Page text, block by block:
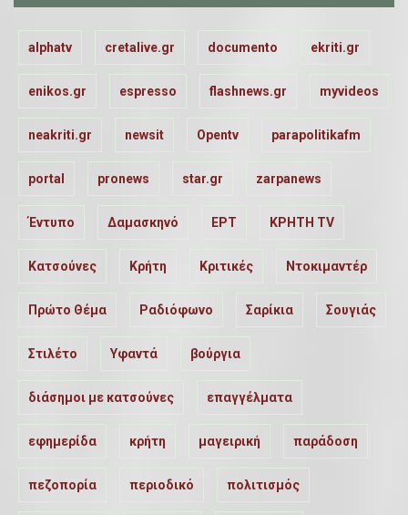
alphatv cretalive.gr documento ekriti.gr
enikos.gr espresso flashnews.gr myvideos
neakriti.gr newsit Opentv parapolitikafm
portal pronews star.gr zarpanews
Έντυπο Δαμασκηνό ΕΡΤ ΚΡΗΤΗ TV
Κατσούνες Κρήτη Κριτικές Ντοκιμαντέρ
Πρώτο Θέμα Ραδιόφωνο Σαρίκια Σουγιάς
Στιλέτο Υφαντά βούργια
διάσημοι με κατσούνες επαγγέλματα
εφημερίδα κρήτη μαγειρική παράδοση
πεζοπορία περιοδικό πολιτισμός